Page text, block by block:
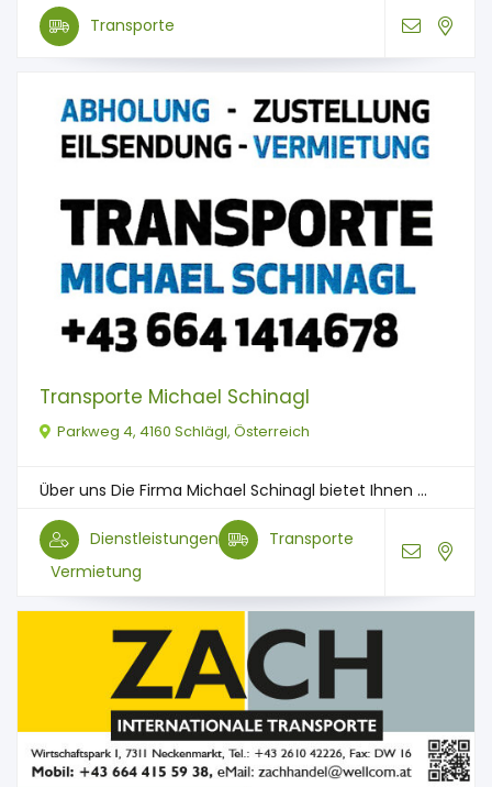
Transporte
Transporte Michael Schinagl
Parkweg 4, 4160 Schlägl, Österreich
Über uns Die Firma Michael Schinagl bietet Ihnen ...
Dienstleistungen
Transporte
Vermietung